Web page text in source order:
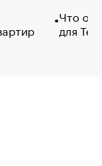
Что
для